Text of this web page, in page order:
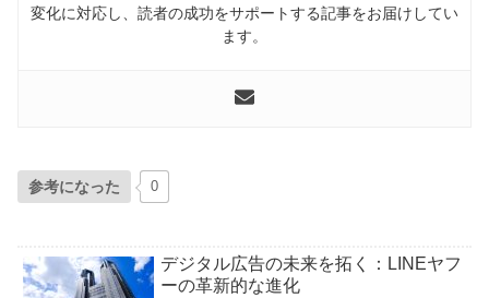
変化に対応し、読者の成功をサポートする記事をお届けしてい
ます。
参考になった 0
デジタル広告の未来を拓く：LINEヤフ
ーの革新的な進化